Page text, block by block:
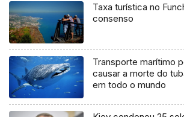
Taxa turística no
consenso
Transporte marítimo
causar a morte do
em todo o mundo